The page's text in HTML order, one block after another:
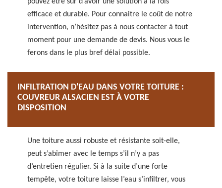
efficace et durable. Pour connaitre le coût de notre
intervention, n’hésitez pas à nous contacter à tout
moment pour une demande de devis. Nous vous le
ferons dans le plus bref délai possible.
INFILTRATION D'EAU DANS VOTRE TOITURE :
COUVREUR ALSACIEN EST À VOTRE
DISPOSITION
Une toiture aussi robuste et résistante soit-elle,
peut s’abîmer avec le temps s’il n’y a pas
d’entretien régulier. Si à la suite d’une forte
tempête, votre toiture laisse l’eau s’infiltrer, vous